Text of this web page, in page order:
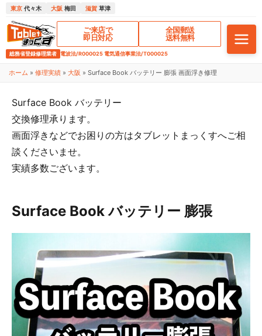
東京 代々木 大阪 梅田 滋賀 草津
ご来店で
即日対応
全国郵送
送料無料
総務省登録修理業者 電波法/R000025 電気通信事業法/T000025
ホーム » 修理実績 » 大阪 » Surface Book バッテリー 膨張 画面浮き修理
Surface Book バッテリー
交換修理承ります。
画面浮きなどでお困りの方はタブレットまっくすへご相
談くださいませ。
実績多数ございます。
Surface Book バッテリー 膨張